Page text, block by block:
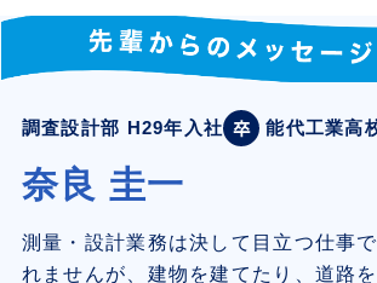
調査設計部 H29年入社 能代工業高
奈良 圭一
測量・設計業務は決して目立つ仕事
れませんが、建物を建てたり、道路